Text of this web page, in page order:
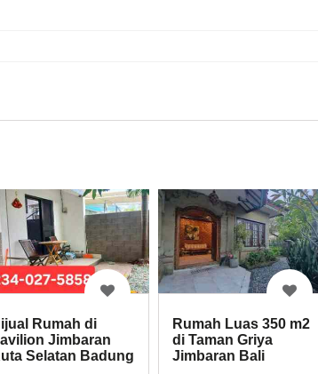
Rumah di
Jimbaran
Selatan Badung
Rumah Luas 350 m2
di Taman Griya
Jimbaran Bali